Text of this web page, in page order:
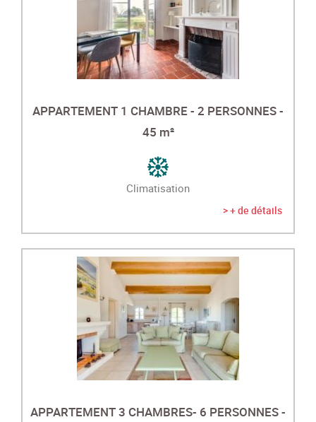
APPARTEMENT 1 CHAMBRE - 2 PERSONNES -
45 m²
Climatisation
> + de détails
APPARTEMENT 3 CHAMBRES- 6 PERSONNES -